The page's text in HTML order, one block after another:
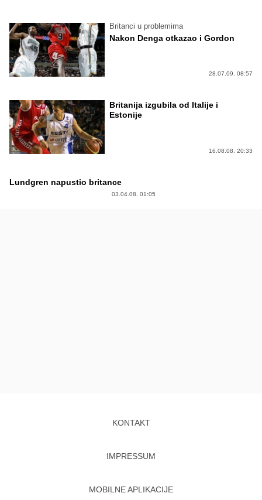
Britanci u problemima
Nakon Denga otkazao i Gordon
28.07.09. 08:57
Britanija izgubila od Italije i
Estonije
16.08.08. 20:33
Lundgren napustio britance
03.04.08. 01:05
KONTAKT
IMPRESSUM
MOBILNE APLIKACIJE